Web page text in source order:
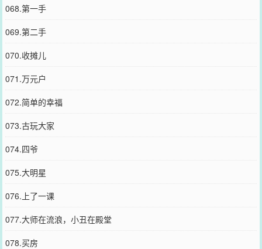
068.第一手
069.第二手
070.收摊儿
071.万元户
072.简单的幸福
073.古玩大家
074.四爷
075.大明星
076.上了一课
077.大师在流浪，小丑在殿堂
078.买房